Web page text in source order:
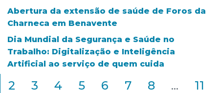
Abertura da extensão de saúde de Foros da
Charneca em Benavente
Dia Mundial da Segurança e Saúde no
Trabalho: Digitalização e Inteligência
Artificial ao serviço de quem cuida
2 3 4 5 6 7 8 ... 11